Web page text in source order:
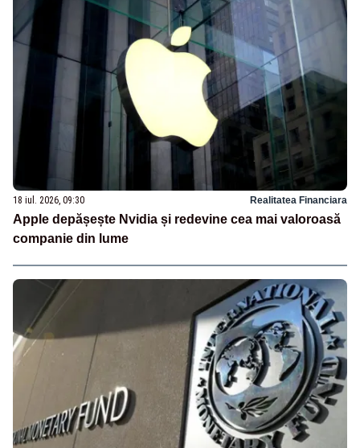
18 iul. 2026, 09:30 Realitatea Financiara
Apple depășește Nvidia și redevine cea mai valoroasă
companie din lume